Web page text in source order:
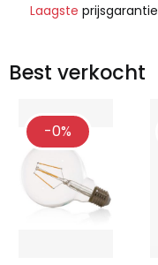
Laagste prijsgarantie
Best verkocht
-0%